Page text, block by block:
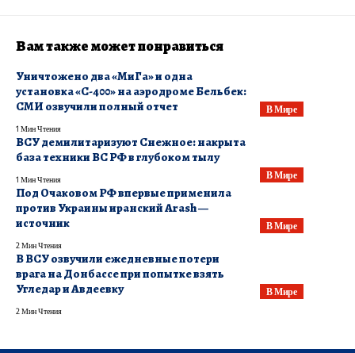
Вам также может понравиться
В Мире
​Уничтожено два «МиГа» и одна
установка «С-400» на аэродроме Бельбек:
СМИ озвучили полный отчет
1 Мин Чтения
В Мире
ВСУ демилитаризуют Снежное: накрыта
база техники ВС РФ в глубоком тылу
1 Мин Чтения
В Мире
​Под Очаковом РФ впервые применила
против Украины иранский Arash —
источник
2 Мин Чтения
В Мире
​В ВСУ озвучили ежедневные потери
врага на Донбассе при попытке взять
Угледар и Авдеевку
2 Мин Чтения